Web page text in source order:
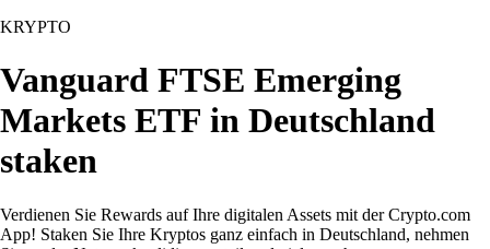
KRYPTO
Vanguard FTSE Emerging
Markets ETF in Deutschland
staken
Verdienen Sie Rewards auf Ihre digitalen Assets mit der Crypto.com
App! Staken Sie Ihre Kryptos ganz einfach in Deutschland, nehmen